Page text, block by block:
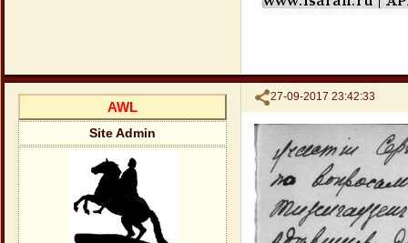
Поделиться
27-09-2017 23:42:33
AWL
Site Admin